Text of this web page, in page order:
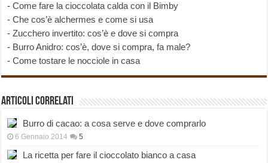
-Come fare la cioccolata calda con il Bimby
-Che cos’è alchermes e come si usa
-Zucchero invertito: cos’è e dove si compra
- Burro Anidro: cos’è, dove si compra, fa male?
-Come tostare le nocciole in casa
Articoli correlati
Burro di cacao: a cosa serve e dove comprarlo
6 Gennaio 2014 5
La ricetta per fare il cioccolato bianco a casa